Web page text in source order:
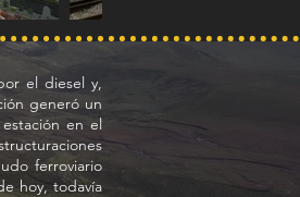
el diesel y,
generó un
en el
ferroviario
hoy, todavía